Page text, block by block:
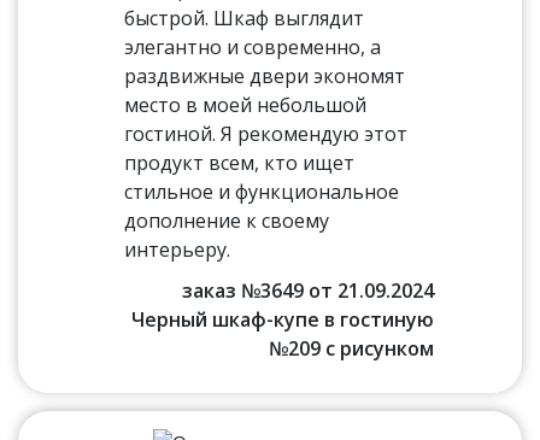
быстрой. Шкаф выглядит
элегантно и современно, а
раздвижные двери экономят
место в моей небольшой
гостиной. Я рекомендую этот
продукт всем, кто ищет
стильное и функциональное
дополнение к своему
интерьеру.
заказ №3649 от 21.09.2024
Черный шкаф-купе в гостиную
№209 с рисунком